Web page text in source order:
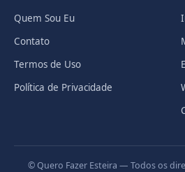
Quem Sou Eu
Contato
Termos de Uso
Política de Privacidade
© Quero Fazer Esteira — Todos os